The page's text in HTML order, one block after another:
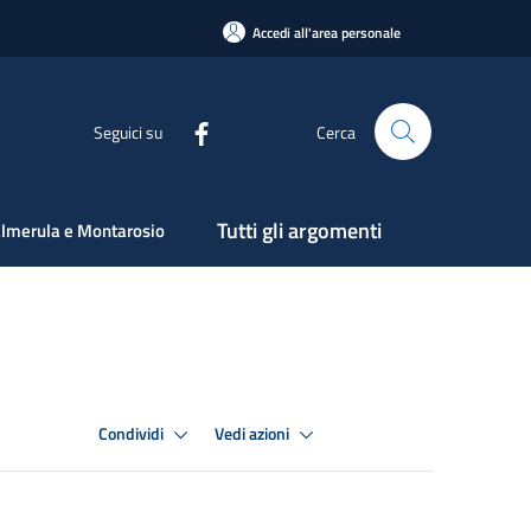
Accedi all'area personale
Seguici su Cerca
e Montarosio Tutti gli argomenti
Condividi Vedi azioni